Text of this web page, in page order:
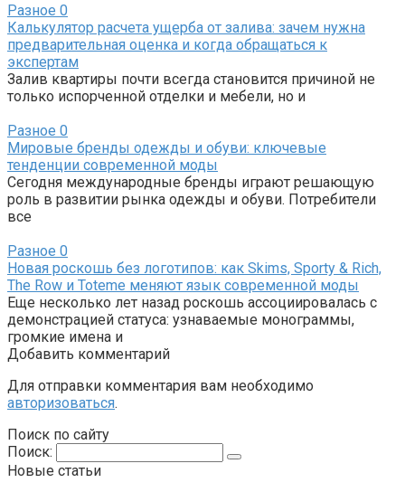
Разное 0
Калькулятор расчета ущерба от залива: зачем нужна
предварительная оценка и когда обращаться к
экспертам
Залив квартиры почти всегда становится причиной не
только испорченной отделки и мебели, но и
Разное 0
Мировые бренды одежды и обуви: ключевые
тенденции современной моды
Сегодня международные бренды играют решающую
роль в развитии рынка одежды и обуви. Потребители
все
Разное 0
Новая роскошь без логотипов: как Skims, Sporty & Rich,
The Row и Toteme меняют язык современной моды
Еще несколько лет назад роскошь ассоциировалась с
демонстрацией статуса: узнаваемые монограммы,
громкие имена и
Добавить комментарий
Для отправки комментария вам необходимо
авторизоваться.
Поиск по сайту
Поиск:
Новые статьи